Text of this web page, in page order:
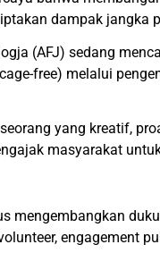
dampak jangka
(AFJ) sedang
free) melalui
yang kreatif,
masyarakat
mengembangkan
engagement